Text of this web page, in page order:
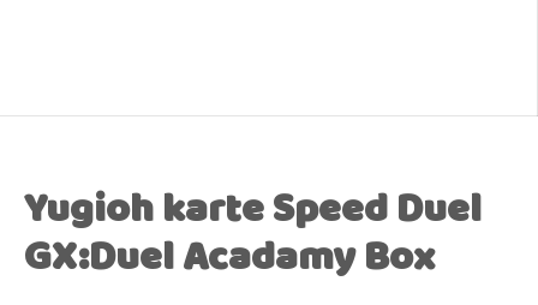
Yugioh karte Speed Duel
GX:Duel Acadamy Box